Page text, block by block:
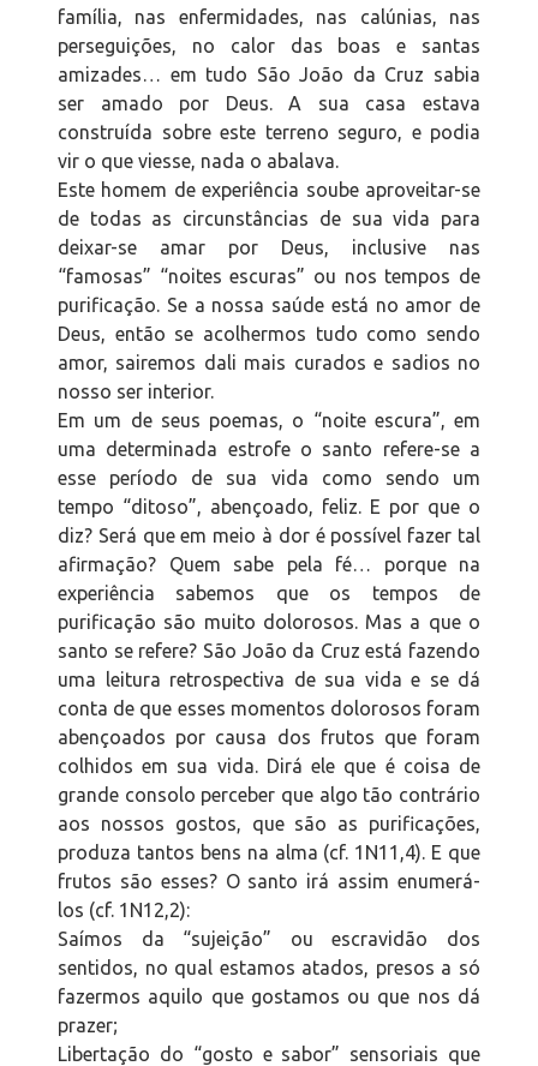
família, nas enfermidades, nas calúnias, nas
perseguições, no calor das boas e santas
amizades… em tudo São João da Cruz sabia
ser amado por Deus. A sua casa estava
construída sobre este terreno seguro, e podia
vir o que viesse, nada o abalava.
Este homem de experiência soube aproveitar-se
de todas as circunstâncias de sua vida para
deixar-se amar por Deus, inclusive nas
“famosas” “noites escuras” ou nos tempos de
purificação. Se a nossa saúde está no amor de
Deus, então se acolhermos tudo como sendo
amor, sairemos dali mais curados e sadios no
nosso ser interior.
Em um de seus poemas, o “noite escura”, em
uma determinada estrofe o santo refere-se a
esse período de sua vida como sendo um
tempo “ditoso”, abençoado, feliz. E por que o
diz? Será que em meio à dor é possível fazer tal
afirmação? Quem sabe pela fé… porque na
experiência sabemos que os tempos de
purificação são muito dolorosos. Mas a que o
santo se refere? São João da Cruz está fazendo
uma leitura retrospectiva de sua vida e se dá
conta de que esses momentos dolorosos foram
abençoados por causa dos frutos que foram
colhidos em sua vida. Dirá ele que é coisa de
grande consolo perceber que algo tão contrário
aos nossos gostos, que são as purificações,
produza tantos bens na alma (cf. 1N11,4). E que
frutos são esses? O santo irá assim enumerá-
los (cf. 1N12,2):
Saímos da “sujeição” ou escravidão dos
sentidos, no qual estamos atados, presos a só
fazermos aquilo que gostamos ou que nos dá
prazer;
Libertação do “gosto e sabor” sensoriais que